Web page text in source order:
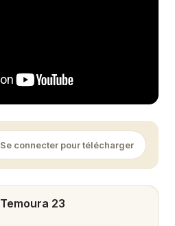
Se connecter pour télécharger
Temoura 23